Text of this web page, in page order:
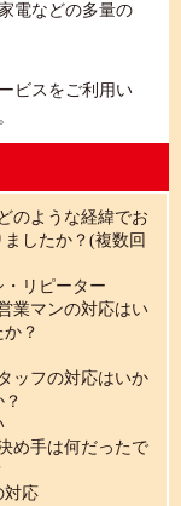
電などの多量の
ビスをご利用い
のような経緯でお
したか？(複数回
リピーター
業マンの対応はい
？
ッフの対応はいか
め手は何だったで
対応